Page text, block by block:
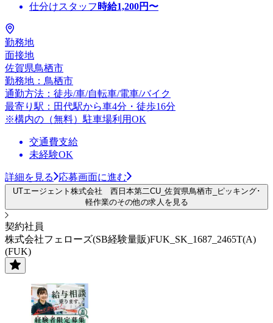
仕分けスタッフ 時給1,200円〜
勤務地
面接地
佐賀県鳥栖市
勤務地：鳥栖市
通勤方法：徒歩/車/自転車/電車/バイク
最寄り駅：田代駅から車4分・徒歩16分
※構内の（無料）駐車場利用OK
交通費支給
未経験OK
詳細を見る 応募画面に進む
UTエージェント株式会社 西日本第二CU_佐賀県鳥栖市_ピッキング･
軽作業のその他の求人を見る
契約社員
株式会社フェローズ(SB経験量販)FUK_SK_1687_2465T(A)
(FUK)